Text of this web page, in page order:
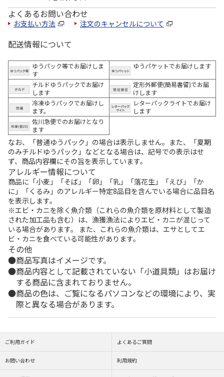
よくあるお問い合わせ
お支払い方法 注文のキャンセルについて
配送情報について
ゆうパック等でお届けしま
す
ゆうパケットでお届けします
チルドゆうパックでお届け
します
定形外郵便(簡易書留)でお届
けします
冷凍ゆうパックでお届けし
ます。
レターパックライトでお届け
します
佐川急便でのお届けとなり
ます
なお、「普通ゆうパック」の場合は表示しません。また、「夏期
のみチルドゆうパック」などとなる場合は、記号での表示はせ
ず、商品内容欄にその旨を表示しています。
アレルギー情報について
商品に「小麦」「そば」「卵」「乳」「落花生」「えび」「か
に」「くるみ」のアレルギー特定8品目を含んでいる場合に品目名
を表示します。
※エビ・カニを除く魚介類（これらの魚介類を原材料として製造
された加工品も含む）は、漁獲漁法によりエビ・カニが混じって
いる場合があります。 また、これらの魚介類は、エサとしてエ
ビ・カニを食べている可能性があります。
その他
商品写真はイメージです。
商品内容として記載されていない「小道具類」はお届け
する商品に含まれておりません。
商品の色は、ご覧になるパソコンなどの環境により、実
際と異なる場合があります。
ご利用ガイド よくあるご質問
お問い合わせ 利用規約